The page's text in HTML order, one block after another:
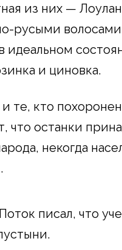
из них —
русыми
идеальном
и циновка.
те, кто
что останки
некогда
писал, что